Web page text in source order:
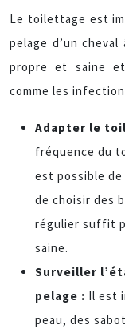
Le toilettage est
pelage d’un
propre et saine
comme les
Adapter le
fréquence du
est possible
de choisir des
régulier suffit
saine.
Surveiller
pelage : Il est
peau, des